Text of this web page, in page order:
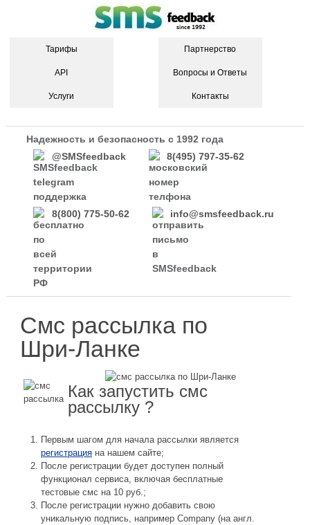
Тарифы
API
Услуги
Партнерство
Вопросы и Ответы
Контакты
Надежность и безопасность с 1992 года
@SMSfeedback
8(495) 797-35-62
8(800) 775-50-62 info@smsfeedback.ru
Смс рассылка по
Шри-Ланке
Как запустить смс
рассылку ?
Первым шагом для начала рассылки является
регистрация на нашем сайте;
После регистрации будет доступен полный
функционал сервиса, включая бесплатные
тестовые смс на 10 руб.;
После регистрации нужно добавить свою
уникальную подпись, например Company (на англ.